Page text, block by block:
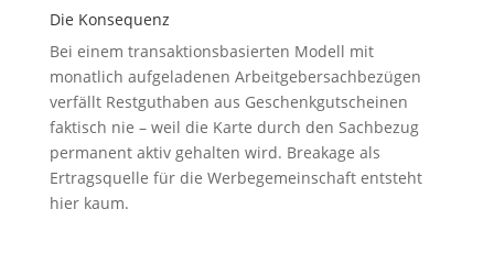
Die Konsequenz
Bei einem transaktionsbasierten Modell mit
monatlich aufgeladenen Arbeitgebersachbezügen
verfällt Restguthaben aus Geschenkgutscheinen
faktisch nie – weil die Karte durch den Sachbezug
permanent aktiv gehalten wird. Breakage als
Ertragsquelle für die Werbegemeinschaft entsteht
hier kaum.